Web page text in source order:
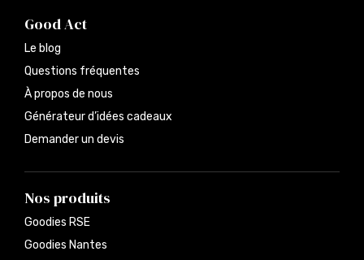
Good Act
Le blog
Questions fréquentes
À propos de nous
Générateur d’idées cadeaux
Demander un devis
Nos produits
Goodies RSE
Goodies Nantes